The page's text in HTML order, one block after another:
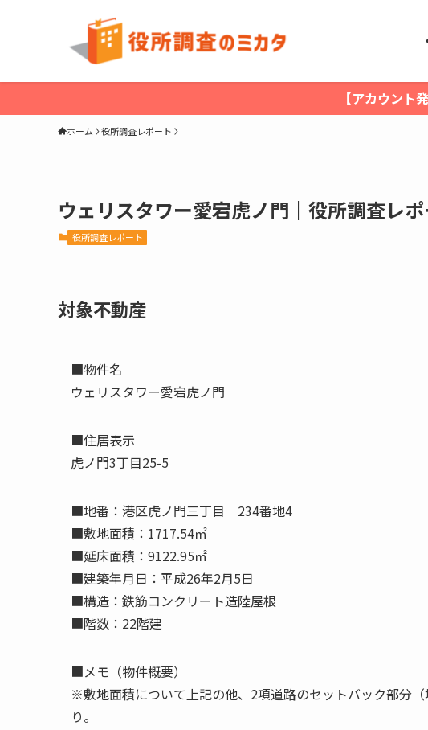
【アカウン
ホーム 役所調査レポート
ウェリスタワー愛宕虎ノ門｜役所調査レポ
役所調査レポート
対象不動産
■物件名
ウェリスタワー愛宕虎ノ門
■住居表示
虎ノ門3丁目25-5
■地番：港区虎ノ門三丁目 234番地4
■敷地面積：1717.54㎡
■延床面積：9122.95㎡
■建築年月日：平成26年2月5日
■構造：鉄筋コンクリート造陸屋根
■階数：22階建
■メモ（物件概要）
※敷地面積について上記の他、2項道路のセットバック部分
り。